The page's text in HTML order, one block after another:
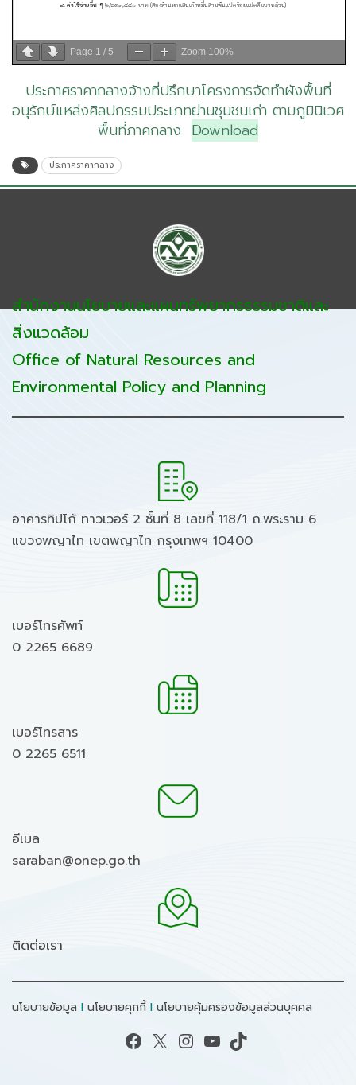
Page 1 / 5 Zoom 100%
ประกาศราคากลางจ้างที่ปรึกษาโครงการจัดทำผังพื้นที่
อนุรักษ์แหล่งศิลปกรรมประเภทย่านชุมชนเก่า ตามภูมินิเวศ
พื้นที่ภาคกลาง Download
ประกาศราคากลาง
สำนักงานนโยบายและแผนทรัพยากรธรรมชาติและ
สิ่งแวดล้อม
Office of Natural Resources and
Environmental Policy and Planning
อาคารทิปโก้ ทาวเวอร์ 2 ชั้นที่ 8 เลขที่ 118/1 ถ.พระราม 6
แขวงพญาไท เขตพญาไท กรุงเทพฯ 10400
เบอร์โทรศัพท์
0 2265 6689
เบอร์โทรสาร
0 2265 6511
อีเมล
saraban@onep.go.th
ติดต่อเรา
นโยบายข้อมูล I นโยบายคุกกี้ I นโยบายคุ้มครองข้อมูลส่วนบุคคล
Facebook X Instagram YouTube TikTok